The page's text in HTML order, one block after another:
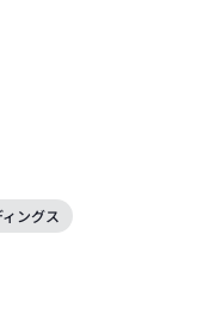
ングス